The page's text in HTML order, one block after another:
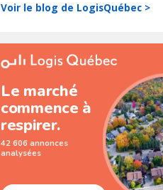
Voir le blog de LogisQuébec >
Le marché
commence à
respirer.
42 606 annonces
analysées